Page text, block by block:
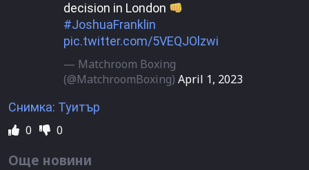
decision in London
#JoshuaFranklin
pic.twitter.com/5VEQJOlzwi
— Matchroom Boxing
(@MatchroomBoxing) April 1, 2023
Снимка: Туитър
0 0
Още новини